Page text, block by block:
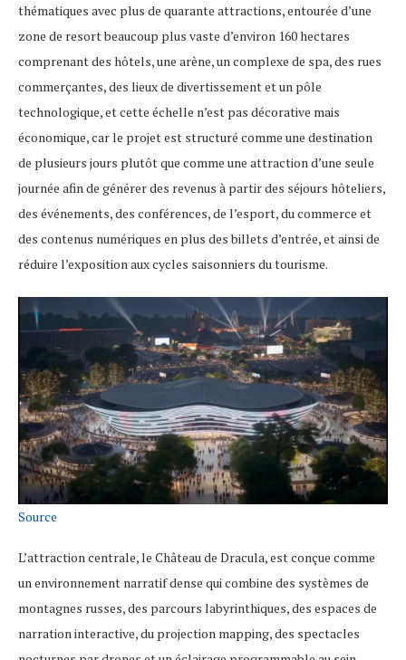
thématiques avec plus de quarante attractions, entourée d’une
zone de resort beaucoup plus vaste d’environ 160 hectares
comprenant des hôtels, une arène, un complexe de spa, des rues
commerçantes, des lieux de divertissement et un pôle
technologique, et cette échelle n’est pas décorative mais
économique, car le projet est structuré comme une destination
de plusieurs jours plutôt que comme une attraction d’une seule
journée afin de générer des revenus à partir des séjours hôteliers,
des événements, des conférences, de l’esport, du commerce et
des contenus numériques en plus des billets d’entrée, et ainsi de
réduire l’exposition aux cycles saisonniers du tourisme.
Source
L’attraction centrale, le Château de Dracula, est conçue comme
un environnement narratif dense qui combine des systèmes de
montagnes russes, des parcours labyrinthiques, des espaces de
narration interactive, du projection mapping, des spectacles